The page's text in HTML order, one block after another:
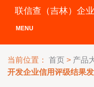
联信查（吉林）企
MENU
当前位置： 首页 > 产品
开发企业信用评级结果